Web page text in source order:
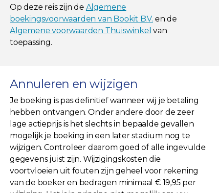
Op deze reis zijn de Algemene
boekingsvoorwaarden van Bookit B.V. en de
Algemene voorwaarden Thuiswinkel van
toepassing.
Annuleren en wijzigen
Je boeking is pas definitief wanneer wij je betaling
hebben ontvangen. Onder andere door de zeer
lage actieprijs is het slechts in bepaalde gevallen
mogelijk je boeking in een later stadium nog te
wijzigen. Controleer daarom goed of alle ingevulde
gegevens juist zijn. Wijzigingskosten die
voortvloeien uit fouten zijn geheel voor rekening
van de boeker en bedragen minimaal € 19,95 per